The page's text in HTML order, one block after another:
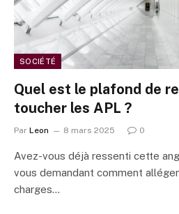
SOCIÉTÉ
Quel est le plafond de
toucher les APL ?
Par Leon 8 mars 2025 0
Avez-vous déjà ressenti cette
vous demandant comment
charges…